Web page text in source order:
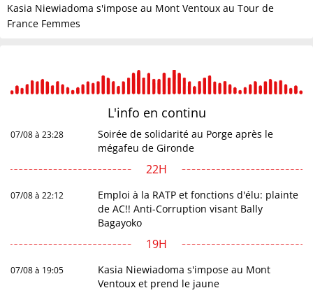
Kasia Niewiadoma s'impose au Mont Ventoux au Tour de
France Femmes
L'info en continu
07/08 à 23:28
Soirée de solidarité au Porge après le
mégafeu de Gironde
22H
07/08 à 22:12
Emploi à la RATP et fonctions d'élu: plainte
de AC!! Anti-Corruption visant Bally
Bagayoko
19H
07/08 à 19:05
Kasia Niewiadoma s'impose au Mont
Ventoux et prend le jaune